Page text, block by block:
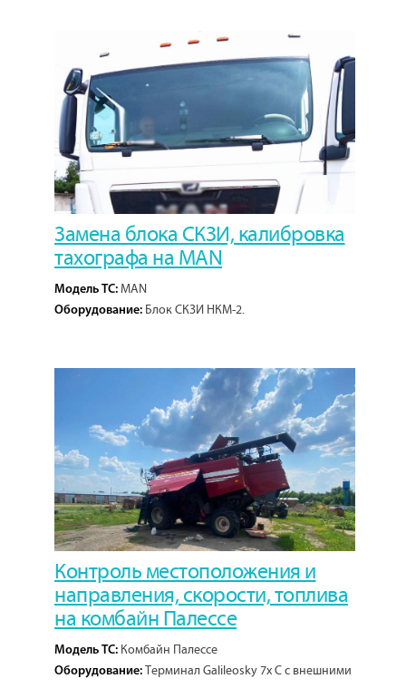
Замена блока СКЗИ, калибровка
тахографа на MAN
Модель ТС: MAN
Оборудование: Блок СКЗИ НКМ-2.
Контроль местоположения и
направления, скорости, топлива
на комбайн Палессе
Модель ТС: Комбайн Палессе
Оборудование: Терминал Galileosky 7x C с внешними